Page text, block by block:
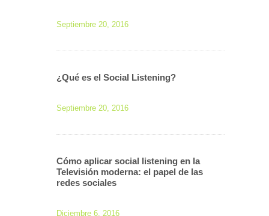
Septiembre 20, 2016
¿Qué es el Social Listening?
Septiembre 20, 2016
Cómo aplicar social listening en la
Televisión moderna: el papel de las
redes sociales
Diciembre 6, 2016